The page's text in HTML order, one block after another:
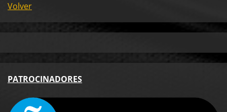
Volver
PATROCINADORES